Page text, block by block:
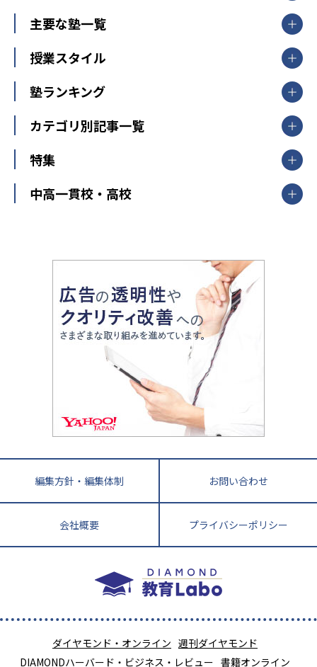
北海道・東北
山形県
福島県
関東
東京都
神奈川県
茨城県
栃木県
群馬県
新潟県
中部
愛知県
静岡県
長野県
大阪府
兵庫県 京都府 奈良県
和歌山県
鳥取県
島根県 岡山県 広島県
香川県
高知県
長崎県 熊本県
鹿児島県 沖縄県
主要な塾一覧
【掲載塾一覧を見る】
東京個別指導学院
明光義塾
個別教室のトライ
武田塾
授業スタイル
個別指導
オンライン指導
塾ランキング
中学受験ランキング
カテゴリ別記事一覧
中学受験
大学受験
教育全般
大学受験塾の選び方
中学受験に熱心な市区町村ランキング
小学校受験
家庭教師
特集
開成番長直伝！子どもの受験を成功させる方法
運動と遊びを考える
情報Ⅰ、数学が苦手な人注目！最短距離の学力
アップ法
悩み多き「大学受験」相談室
英語・英会話・英検対策
小学校教師が解説！中学受験のリアル
教育ジャーナリストが徹底解説！ 大学受験の羅
中高一貫校・高校
大学入試改革
ママテクエグザム
進化する中高一貫校・高校
編集方針・編集体制 お問い合わせ
会社概要 プライバシーポリシー
ダイヤモンド・オンライン 週刊ダイヤモンド
DIAMONDハーバード・ビジネス・レビュー 書籍オンライン